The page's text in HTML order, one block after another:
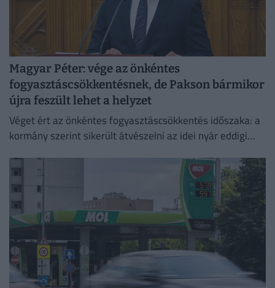
Magyar Péter: vége az önkéntes
fogyasztáscsökkentésnek, de Pakson bármikor
újra feszült lehet a helyzet
Véget ért az önkéntes fogyasztáscsökkentés időszaka: a
kormány szerint sikerült átvészelni az idei nyár eddigi